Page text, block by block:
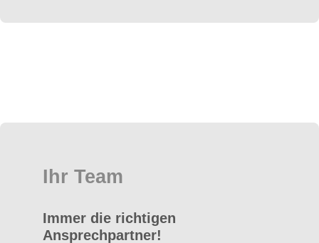
Ihr Team
Immer die richtigen
Ansprechpartner!